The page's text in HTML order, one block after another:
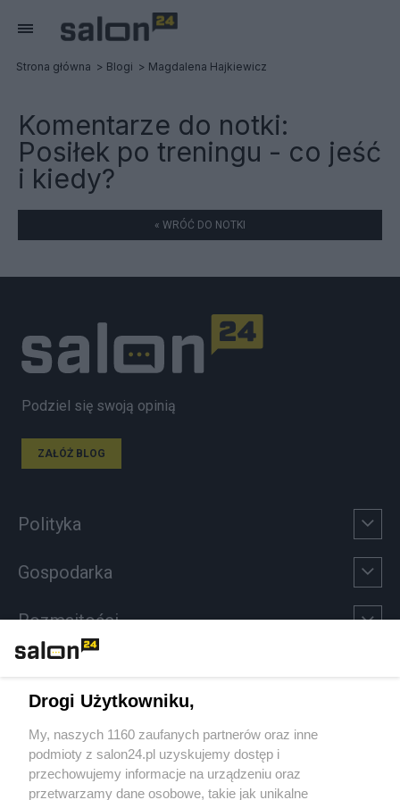
Strona główna Blogi Magdalena Hajkiewicz
Komentarze do notki:
Posiłek po treningu - co jeść
i kiedy?
« WRÓĆ DO NOTKI
Podziel się swoją opinią
ZAŁÓŻ BLOG
Polityka
Gospodarka
Rozmaitości
Sport
Społeczeństwo
Drogi Użytkowniku,
My, naszych 1160 zaufanych partnerów oraz inne
podmioty z salon24.pl uzyskujemy dostęp i
przechowujemy informacje na urządzeniu oraz
przetwarzamy dane osobowe, takie jak unikalne